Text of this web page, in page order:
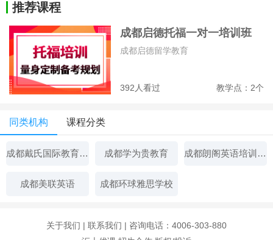
推荐课程
成都启德托福一对一培训班
392人看过 教学点：2个
成都启德留学教育
同类机构 课程分类
成都戴氏国际教育辅导 成都学为贵教育 成都朗阁英语培训中心
成都美联英语 成都环球雅思学校
关于我们 | 联系我们 | 咨询电话：4006-303-880